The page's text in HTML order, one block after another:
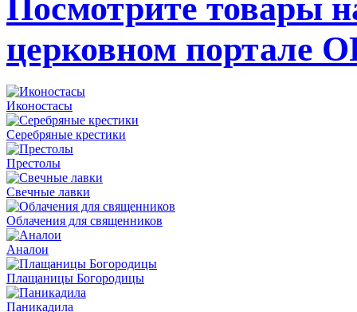
Посмотрите товары
церковном портале
Иконостасы
Серебряные крестики
Престолы
Свечные лавки
Облачения для священников
Аналои
Плащаницы Богородицы
Паникадила